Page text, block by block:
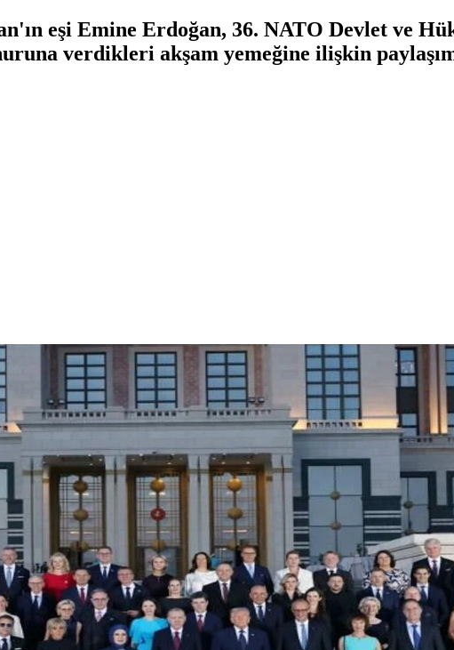
eşi Emine Erdoğan, 36. NATO Devlet ve
verdikleri akşam yemeğine ilişkin